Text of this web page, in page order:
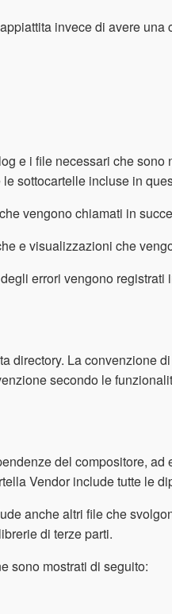
invece di avere
e i file necessari che
sottocartelle incluse in
vengono chiamati in
e visualizzazioni che
errori vengono registrati
directory. La convenzione
secondo le
del compositore,
Vendor include tutte le
anche altri file che
di terze parti.
sono mostrati di seguito: